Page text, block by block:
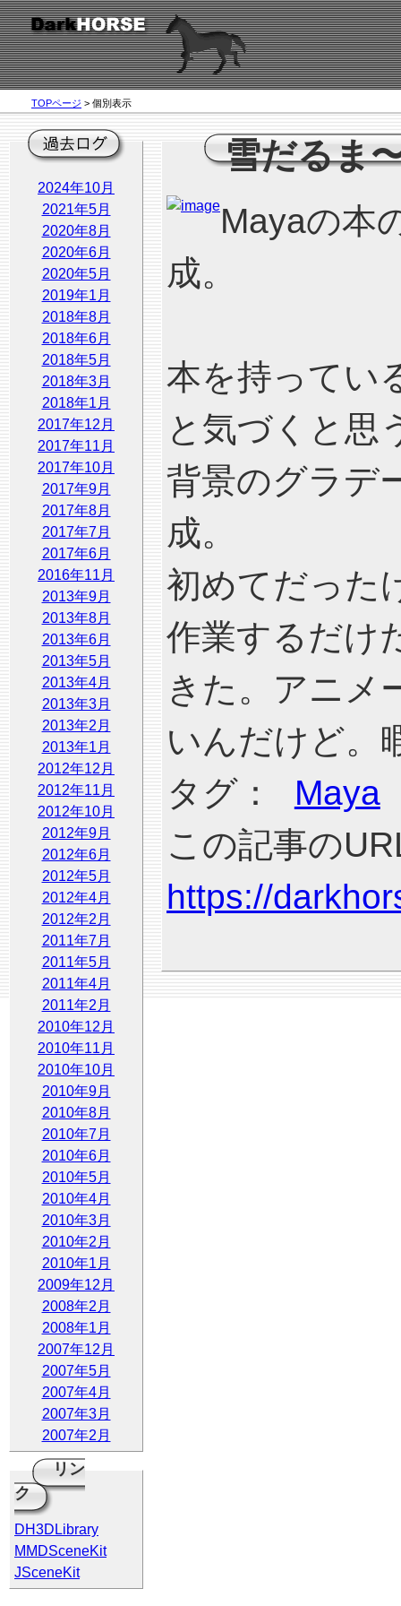
TOPページ > 個別表示
2024年10月
2021年5月
2020年8月
2020年6月
2020年5月
2019年1月
2018年8月
2018年6月
2018年5月
2018年3月
2018年1月
2017年12月
2017年11月
2017年10月
2017年9月
2017年8月
2017年7月
2017年6月
2016年11月
2013年9月
2013年8月
2013年6月
2013年5月
2013年4月
2013年3月
2013年2月
2013年1月
2012年12月
2012年11月
2012年10月
2012年9月
2012年6月
2012年5月
2012年4月
2012年2月
2011年7月
2011年5月
2011年4月
2011年2月
2010年12月
2010年11月
2010年10月
2010年9月
2010年8月
2010年7月
2010年6月
2010年5月
2010年4月
2010年3月
2010年2月
2010年1月
2009年12月
2008年2月
2008年1月
2007年12月
2007年5月
2007年4月
2007年3月
2007年2月
リン
ク
DH3DLibrary
MMDSceneKit
JSceneKit
雪だるま
Mayaの本
成。
本を持ってい
と気づくと思
背景のグラデ
成。
初めてだった
作業するだけ
きた。アニメ
いんだけど。
タグ：
Maya
この記事の
https://